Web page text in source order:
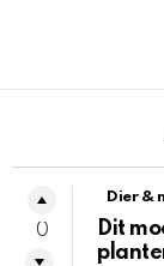
Dier &
Dit
0